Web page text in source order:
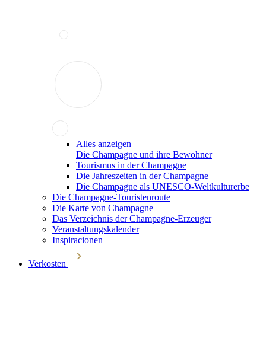
Alles anzeigen
Die Champagne und ihre Bewohner
Tourismus in der Champagne
Die Jahreszeiten in der Champagne
Die Champagne als UNESCO-Weltkulturerbe
Die Champagne-Touristenroute
Die Karte von Champagne
Das Verzeichnis der Champagne-Erzeuger
Veranstaltungskalender
Inspiracionen
Verkosten